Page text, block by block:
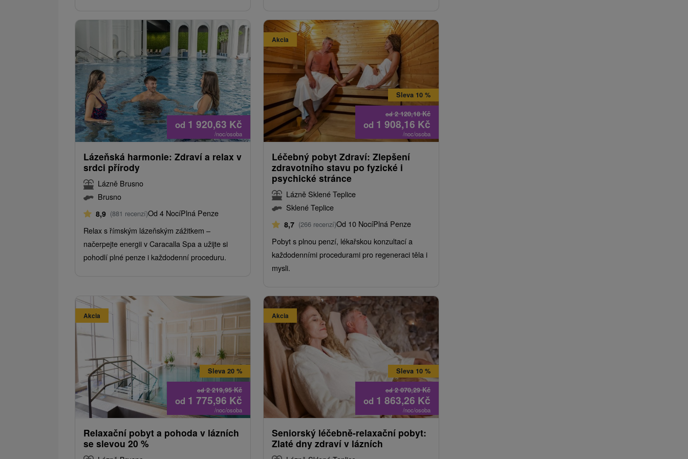
od 1 920,63 Kč
/noc/osoba
Lázeňská harmonie: Zdraví a relax v
srdci přírody
Lázně Brusno
Brusno
8,9 (881 recenzí)Od 4 NocíPlná Penze
Relax s římským lázeňským zážitkem –
načerpejte energii v Caracalla Spa a užijte si
pohodlí plné penze i každodenní proceduru.
Akcia
od2 120,18Kč
Sleva 10 %
od 1 908,16 Kč
/noc/osoba
Léčebný pobyt Zdraví: Zlepšení
zdravotního stavu po fyzické i
psychické stránce
Lázně Sklené Teplice
Sklené Teplice
8,7 (266 recenzí)Od 10 NocíPlná Penze
Pobyt s plnou penzí, lékařskou konzultací a
každodenními procedurami pro regeneraci těla i
mysli.
Akcia
od2 219,95Kč
Sleva 20 %
od 1 775,96 Kč
/noc/osoba
Relaxační pobyt a pohoda v lázních
se slevou 20 %
Akcia
od2 070,29Kč
Sleva 10 %
od 1 863,26 Kč
/noc/osoba
Seniorský léčebně-relaxační pobyt:
Zlaté dny zdraví v lázních